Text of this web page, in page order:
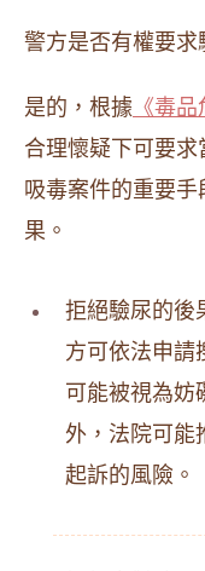
警方是否有權要求
是的，根據 《毒
合理懷疑下可要
吸毒案件的重要
果。
拒絕驗尿的後
方可依法申請
可能被視為妨
外，法院可能
起訴的風險。